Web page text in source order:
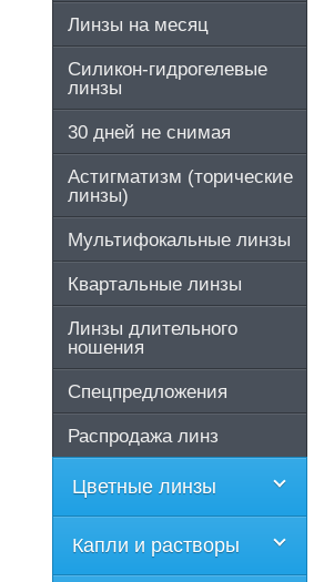
Линзы на месяц
Силикон-гидрогелевые
линзы
30 дней не снимая
Астигматизм (торические
линзы)
Мультифокальные линзы
Квартальные линзы
Линзы длительного
ношения
Спецпредложения
Распродажа линз
Цветные линзы
Капли и растворы